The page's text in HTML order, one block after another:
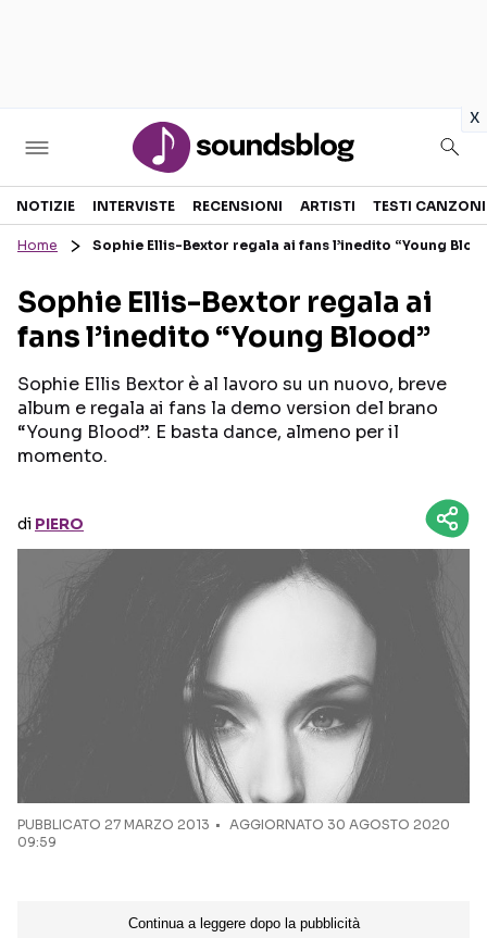
x
Sezioni
RECENSIONI MUSICALI
INTERVISTE
GOSSIP E CURIOSITÀ
TESTI CANZONI
TOUR ED EVENTI
TALENT SHOW
NOTIZIE INTERVISTE RECENSIONI ARTISTI TESTI CANZONI
Home Sophie Ellis-Bextor regala ai fans l’inedito “Young
Sophie Ellis-Bextor regala ai
fans l’inedito “Young Blood”
Sophie Ellis Bextor è al lavoro su un nuovo, breve
album e regala ai fans la demo version del brano
“Young Blood”. E basta dance, almeno per il
momento.
di PIERO
PUBBLICATO 27 MARZO 2013
AGGIORNATO 30 AGOSTO 2020
09:59